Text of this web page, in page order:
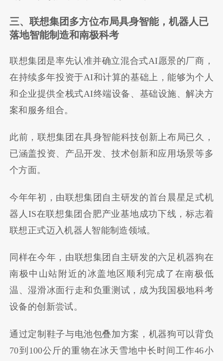
三、联想集团多方位布局具身智能，机器人已
落地智能制造和南极科考
联想集团是率先认准并确立混合式AI愿景的厂商，
在持续多年投资于AI和计算的基础上，能够为个人
和企业提供全栈式AI终端设备、基础设施、解决方
案和服务组合。
此前，联想集团在具身智能科技创新上布局已久，
已涵盖投资、产品开发、技术创新和应用场景等多
个方面。
今年年初，由联想集团自主研发的首台晨星足式机
器人IS在联想集团合肥产业基地成功下线，标志着
联想正式迈入机器人智能制造领域。
同样在今年，由联想集团自主研发的六足机器狗在
南极中山站附近的冰盖地区顺利完成了在南极低
温、湿滑冰面行走和负重测试，成为我国极地科考
设备的创新尝试。
通过定制鞋子与电池包叠加方案，机器狗可以背负
70到100公斤的重物在冰天雪地中长时间工作46小